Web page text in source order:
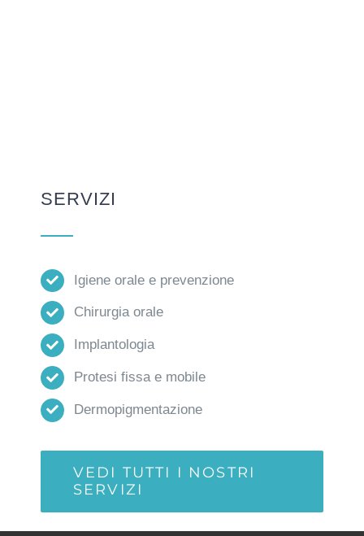
SERVIZI
Igiene orale e prevenzione
Chirurgia orale
Implantologia
Protesi fissa e mobile
Dermopigmentazione
VEDI TUTTI I NOSTRI
SERVIZI